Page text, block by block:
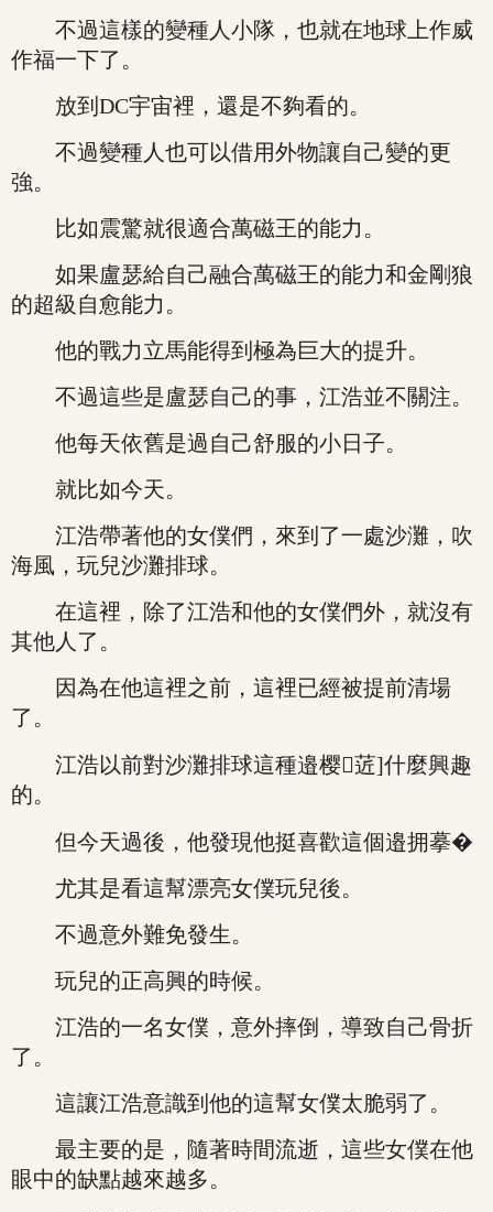
不過這樣的變種人小隊，也就在地球上作威
作福一下了。
放到DC宇宙裡，還是不夠看的。
不過變種人也可以借用外物讓自己變的更
強。
比如震驚就很適合萬磁王的能力。
如果盧瑟給自己融合萬磁王的能力和金剛狼
的超級自愈能力。
他的戰力立馬能得到極為巨大的提升。
不過這些是盧瑟自己的事，江浩並不關注。
他每天依舊是過自己舒服的小日子。
就比如今天。
江浩帶著他的女僕們，來到了一處沙灘，吹
海風，玩兒沙灘排球。
在這裡，除了江浩和他的女僕們外，就沒有
其他人了。
因為在他這裡之前，這裡已經被提前清場
了。
江浩以前對沙灘排球這種邉樱菦]什麼興趣
的。
但今天過後，他發現他挺喜歡這個邉拥摹�
尤其是看這幫漂亮女僕玩兒後。
不過意外難免發生。
玩兒的正高興的時候。
江浩的一名女僕，意外摔倒，導致自己骨折
了。
這讓江浩意識到他的這幫女僕太脆弱了。
最主要的是，隨著時間流逝，這些女僕在他
眼中的缺點越來越多。